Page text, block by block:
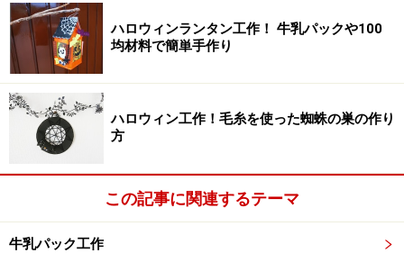
怪獣トントン相撲（出典：「
お正月工作『怪獣トントン相撲』の材料は、20cm四方く
らいの箱と紙、力士用の厚紙。紙を貼って土俵らしく見
た目を整えた箱の上で、厚紙を切って作った力士を戦わ
せて遊びます。シンプルなおもちゃなので簡単に作れま
すが、意外と熱中しちゃうかも⁉
手作りおもちゃで和正月！
ハロウィンランタン工作！ 牛乳パックや100
均材料で簡単手作り
ハロウィン工作！毛糸を使った蜘蛛の巣の作り
方
この記事に関連するテーマ
牛乳パック工作